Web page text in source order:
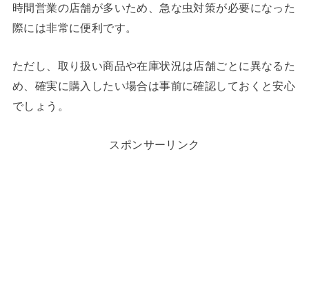
時間営業の店舗が多いため、急な虫対策が必要になった
際には非常に便利です。
ただし、取り扱い商品や在庫状況は店舗ごとに異なるた
め、確実に購入したい場合は事前に確認しておくと安心
でしょう。
スポンサーリンク